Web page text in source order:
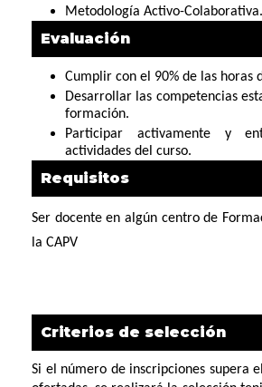
Metodología Activo-Colaborativa.
Evaluación
Cumplir con el 90% de las horas
Desarrollar las competencias
formación.
Participar activamente y
actividades del curso.
Requisitos
Ser docente en algún centro de
la CAPV
Criterios de selección
Si el número de inscripciones supera